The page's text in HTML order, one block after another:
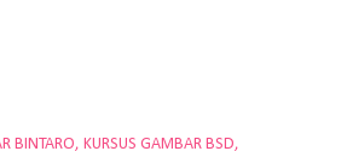
BINTARO KURSUS GAMBAR BSD